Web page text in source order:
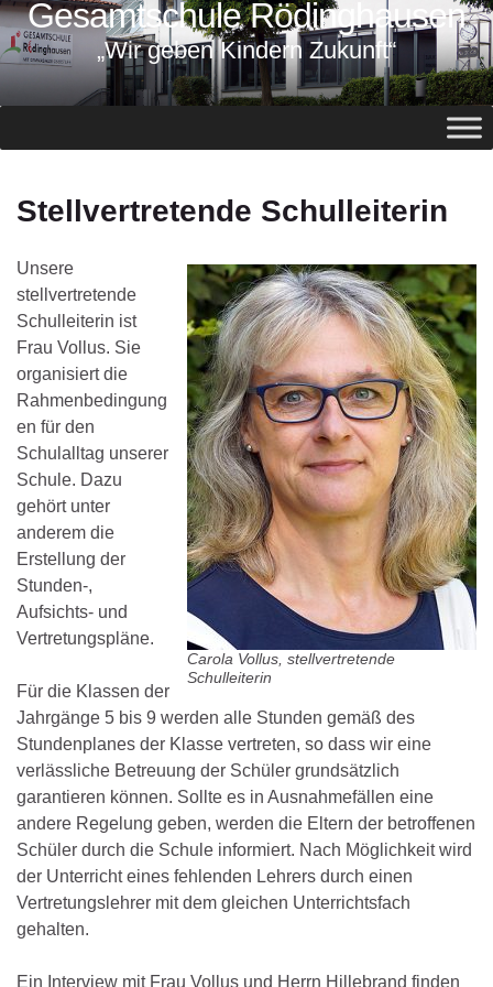
springen
Gesamtschule Rödinghausen
„Wir geben Kindern Zukunft“
Stellvertretende Schulleiterin
Carola Vollus, stellvertretende
Schulleiterin
Unsere
stellvertretende
Schulleiterin ist
Frau Vollus. Sie
organisiert die
Rahmenbedingung
en für den
Schulalltag unserer
Schule. Dazu
gehört unter
anderem die
Erstellung der
Stunden-,
Aufsichts- und
Vertretungspläne.
Für die Klassen der
Jahrgänge 5 bis 9 werden alle Stunden gemäß des
Stundenplanes der Klasse vertreten, so dass wir eine
verlässliche Betreuung der Schüler grundsätzlich
garantieren können. Sollte es in Ausnahmefällen eine
andere Regelung geben, werden die Eltern der betroffenen
Schüler durch die Schule informiert. Nach Möglichkeit wird
der Unterricht eines fehlenden Lehrers durch einen
Vertretungslehrer mit dem gleichen Unterrichtsfach
gehalten.
Ein Interview mit Frau Vollus und Herrn Hillebrand finden